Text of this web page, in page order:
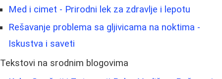
Med i cimet - Prirodni lek za zdravlje i lepotu
Rešavanje problema sa gljivicama na noktima -
Iskustva i saveti
Tekstovi na srodnim blogovima